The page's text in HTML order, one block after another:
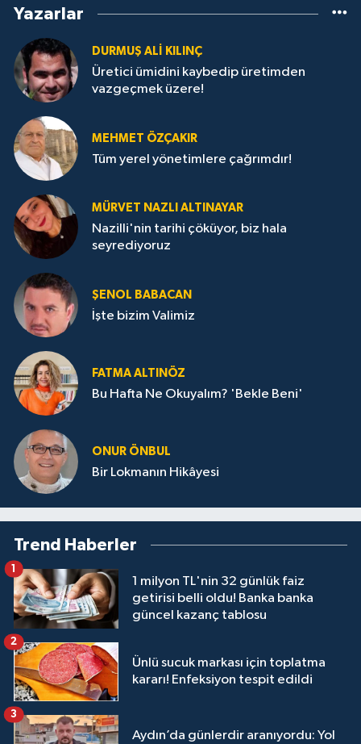
Yazarlar
DURMUŞ ALI KILINÇ
Üretici ümidini kaybedip üretimden
vazgeçmek üzere!
MEHMET ÖZÇAKIR
Tüm yerel yönetimlere çağrımdır!
MÜRVET NAZLI ALTINAYAR
Nazilli'nin tarihi çöküyor, biz hala
seyrediyoruz
ŞENOL BABACAN
İşte bizim Valimiz
FATMA ALTINÖZ
Bu Hafta Ne Okuyalım? 'Bekle Beni'
ONUR ÖNBUL
Bir Lokmanın Hikâyesi
Trend Haberler
1 milyon TL'nin 32 günlük faiz
getirisi belli oldu! Banka banka
güncel kazanç tablosu
1
Ünlü sucuk markası için toplatma
kararı! Enfeksiyon tespit edildi
2
Aydın’da günlerdir aranıyordu: Yol
3